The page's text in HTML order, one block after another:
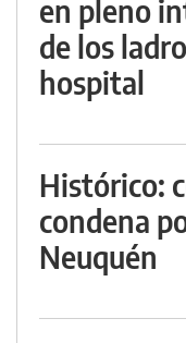
en pleno
de los
hospital
Histórico:
condena
Neuquén